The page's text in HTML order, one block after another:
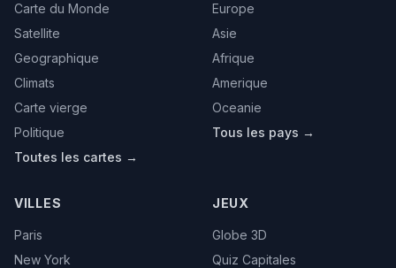
Carte du Monde
Satellite
Geographique
Climats
Carte vierge
Politique
Toutes les cartes →
Europe
Asie
Afrique
Amerique
Oceanie
Tous les pays →
VILLES
Paris
New York
JEUX
Globe 3D
Quiz Capitales